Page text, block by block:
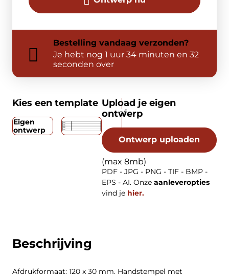
Beschrijving
Afdrukformaat: 120 x 30 mm. Handstempel met
Bestelling vandaag verzonden?
Je hebt nog 1 uur 34 minuten en 32
seconden over
Kies een template
Eigen
ontwerp
Upload je eigen
ontwerp
Ontwerp uploaden
(max 8mb)
PDF - JPG - PNG - TIF - BMP -
EPS - AI. Onze aanleveropties
vind je hier.